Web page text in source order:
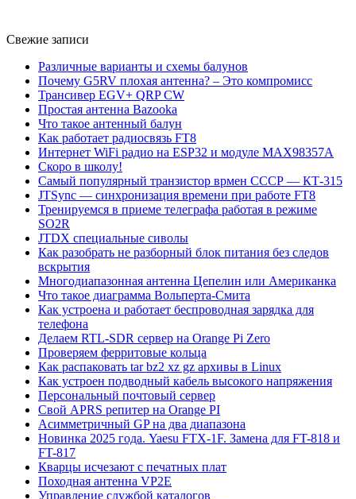
Свежие записи
Различные варианты и схемы балунов
Почему G5RV плохая антенна? – Это компромисс
Трансивер EGV+ QRP CW
Простая антенна Bazooka
Что такое антенный балун
Как работает радиосвязь FT8
Интернет WiFi радио на ESP32 и модуле MAX98357A
Скоро в школу!
Самый популярный транзистор врмен СССР — КТ-315
JTSync — синхронизация времени при работе FT8
Тренируемся в приеме телеграфа работая в режиме
SO2R
JTDX специальные сиволы
Как разобрать не разборный блок питания без следов
вскрытия
Многодиапазонная антенна Цепелин или Американка
Что такое диаграмма Вольперта-Смита
Как устроена и работает беспроводная зарядка для
телефона
Делаем RTL-SDR сервер на Orange Pi Zero
Проверяем ферритовые кольца
Как распаковать tar bz2 xz gz архивы в Linux
Как устроен подводный кабель высокого напряжения
Персональный почтовый сервер
Свой APRS репитер на Orange PI
Асимметричный GP на два диапазона
Новинка 2025 года. Yaesu FTX-1F. Замена для FT-818 и
FT-817
Кварцы исчезают с печатных плат
Походная антенна VP2E
Управление службой каталогов